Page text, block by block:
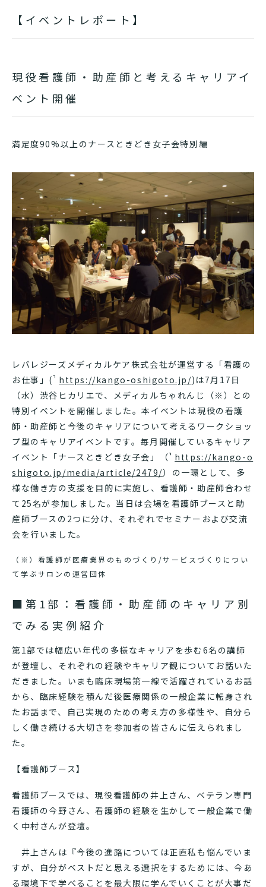
【イベントレポート】
現役看護師・助産師と考えるキャリアイ
ベント開催
満足度90%以上のナースときどき女子会特別編
レバレジーズメディカルケア株式会社が運営する「看護の
お仕事」(
https://kango-oshigoto.jp/)は7月17日
（水）渋谷ヒカリエで、メディカルちゃれんじ（※）との
特別イベントを開催しました。本イベントは現役の看護
師・助産師と今後のキャリアについて考えるワークショッ
プ型のキャリアイベントです。毎月開催しているキャリア
イベント「ナースときどき女子会」（ https://kango-o
shigoto.jp/media/article/2479/）の一環として、多
様な働き方の支援を目的に実施し、看護師・助産師合わせ
て25名が参加しました。当日は会場を看護師ブースと助
産師ブースの2つに分け、それぞれでセミナーおよび交流
会を行いました。
（※）看護師が医療業界のものづくり/サービスづくりについ
て学ぶサロンの運営団体
■第1部：看護師・助産師のキャリア別
でみる実例紹介
第1部では幅広い年代の多様なキャリアを歩む6名の講師
が登壇し、それぞれの経験やキャリア観についてお話いた
だきました。いまも臨床現場第一線で活躍されているお話
から、臨床経験を積んだ後医療関係の一般企業に転身され
たお話まで、自己実現のための考え方の多様性や、自分ら
しく働き続ける大切さを参加者の皆さんに伝えられまし
た。
【看護師ブース】
看護師ブースでは、現役看護師の井上さん、ベテラン専門
看護師の今野さん、看護師の経験を生かして一般企業で働
く中村さんが登壇。
井上さんは『今後の進路については正直私も悩んでいま
すが、自分がベストだと思える選択をするためには、今あ
る環境下で学べることを最大限に学んでいくことが大事だ